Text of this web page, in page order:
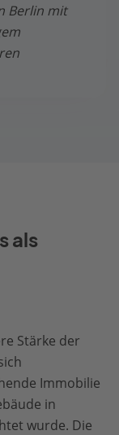
Berlin mit
als
Stärke der
Immobilie
in
wurde. Die